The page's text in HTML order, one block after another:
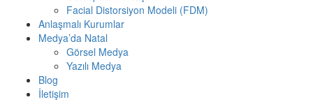
Facial Distorsiyon Modeli (FDM)
Anlaşmalı Kurumlar
Medya’da Natal
Görsel Medya
Yazılı Medya
Blog
İletişim